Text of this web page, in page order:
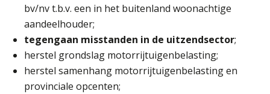
bv/nv t.b.v. een in het buitenland woonachtige
aandeelhouder;
tegengaan misstanden in de uitzendsector;
herstel grondslag motorrijtuigenbelasting;
herstel samenhang motorrijtuigenbelasting en
provinciale opcenten;
17
SD Worx
17
SEP
Cursus Samen sterk: efficiënte samenwerking tussen HR en salarisadministratie
MOCuitgevers